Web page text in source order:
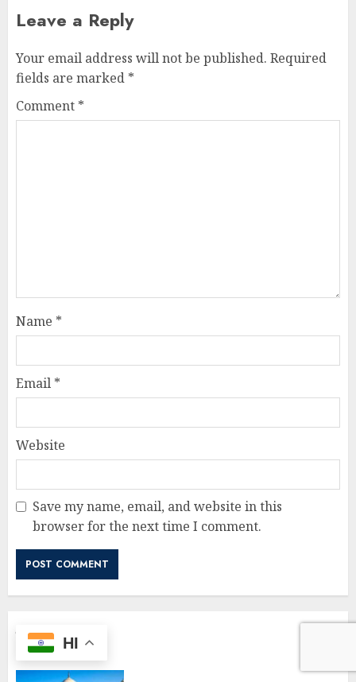
Leave a Reply
Your email address will not be published. Required
fields are marked *
Comment *
Name *
Email *
Website
Save my name, email, and website in this
browser for the next time I comment.
सम्बंधित खबर
HI